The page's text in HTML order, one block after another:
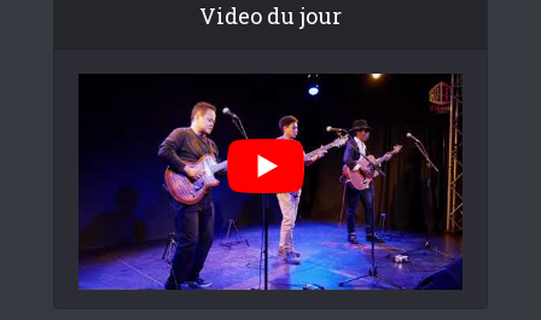
Video du jour